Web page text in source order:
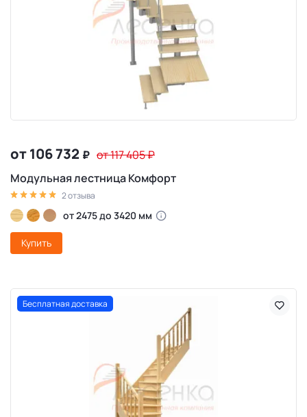
от 106 732 ₽ от 117 405₽
Модульная лестница Комфорт
2 отзыва
от 2475 до 3420 мм
Купить
Бесплатная доставка